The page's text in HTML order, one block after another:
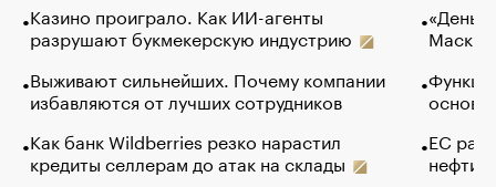
Казино проиграло. Как ИИ-агенты
разрушают букмекерскую индустрию
Выживают сильнейших. Почему компании
избавляются от лучших сотрудников
Как банк Wildberries резко нарастил
кредиты селлерам до атак на склады
Маск в
основ
ЕС
нефти